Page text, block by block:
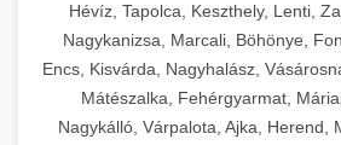
Hévíz, Tapolca, Keszthely, Lenti,
Nagykanizsa, Marcali, Böhönye,
Encs, Kisvárda, Nagyhalász,
Mátészalka, Fehérgyarmat,
Nagykálló, Várpalota, Ajka, Herend,